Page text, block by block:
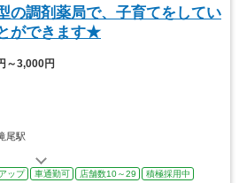
の調剤薬局で、子育てをしてい
ができます★
～3,000円
尾駅
ップ 車通勤可 店舗数10～29 積極採用中